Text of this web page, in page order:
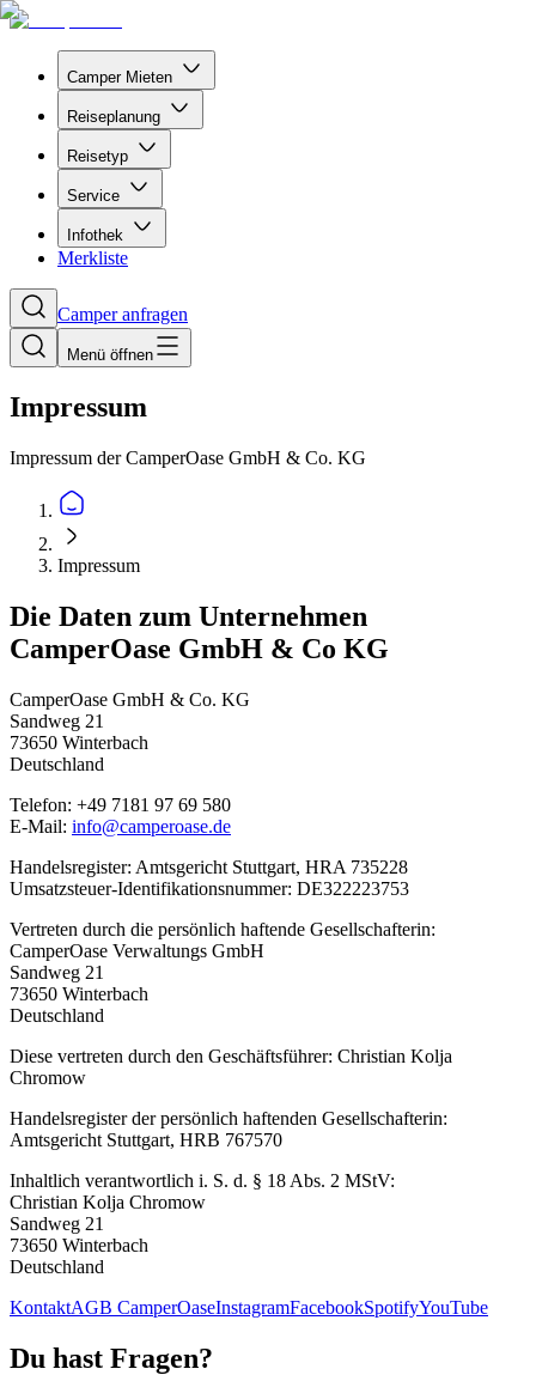
Camper Mieten
Reiseplanung
Reisetyp
Service
Infothek
Merkliste
Camper anfragen
Menü öffnen
Impressum
Impressum der CamperOase GmbH & Co. KG
Impressum
Die Daten zum Unternehmen
CamperOase GmbH & Co KG
CamperOase GmbH & Co. KG
Sandweg 21
73650 Winterbach
Deutschland
Telefon: +49 7181 97 69 580
E-Mail: info@camperoase.de
Handelsregister: Amtsgericht Stuttgart, HRA 735228
Umsatzsteuer-Identifikationsnummer: DE322223753
Vertreten durch die persönlich haftende Gesellschafterin:
CamperOase Verwaltungs GmbH
Sandweg 21
73650 Winterbach
Deutschland
Diese vertreten durch den Geschäftsführer: Christian Kolja
Chromow
Handelsregister der persönlich haftenden Gesellschafterin:
Amtsgericht Stuttgart, HRB 767570
Inhaltlich verantwortlich i. S. d. § 18 Abs. 2 MStV:
Christian Kolja Chromow
Sandweg 21
73650 Winterbach
Deutschland
KontaktAGB CamperOaseInstagramFacebookSpotifyYouTube
Du hast Fragen?